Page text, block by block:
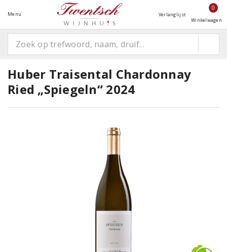
Menu Verlanglijst
0
Winkelwagen
Huber Traisental Chardonnay
Ried „Spiegeln“ 2024